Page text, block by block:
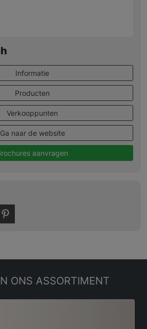
Informatie
Producten
Verkooppunten
Ga naar de website
aanvragen
ONS ASSORTIMENT